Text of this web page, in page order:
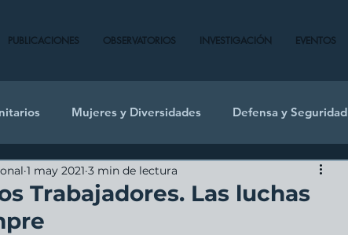
PUBLICACIONES OBSERVATORIOS INVESTIGACIÓN EVENTOS
Mujeres y Diversidades Defensa y Seguridad
Trabajadores. Las luchas
1 may 2021 3 min de lectura